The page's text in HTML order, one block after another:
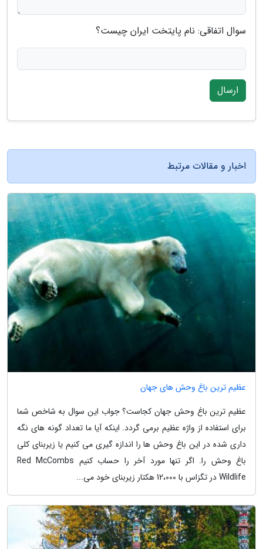
سوال اتفاقی: نام پایتخت ایران چیست؟
ارسال
اخبار و مقالات مرتبط
عظیم ترین باغ وحش های جهان
عظیم ترین باغ وحش جهان کجاست؟ جواب این سوال به شاخص شما
برای استفاده از واژه عظیم برمی گردد. اینکه آیا ما تعداد گونه های نگه
داری شده در این باغ وحش ها را اندازه گیری می کنیم یا زیربنای کلی
باغ وحش را. اگر تنها مورد آخر را حساب کنیم Red McCombs
Wildlife در تگزاس با 12،000 هکتار زیربنای خود می...